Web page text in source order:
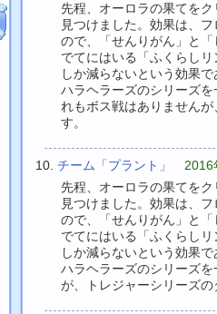
先程、オーロラの果てを
見つけました。効果は、
ので、「せんりがん」と
でてにはいる「ふくらし
しか減らないという効果
ハラヘラーズのシリーズ
れもボス戦はありません
す。
チーム「プラント」 2016
先程、オーロラの果てを
見つけました。効果は、
ので、「せんりがん」と
でてにはいる「ふくらし
しか減らないという効果
ハラヘラーズのシリーズ
が、トレジャーシリーズ